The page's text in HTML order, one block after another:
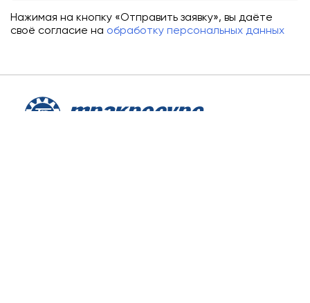
Нажимая на кнопку «Отправить заявку», вы даёте
своё согласие на обработку персональных данных